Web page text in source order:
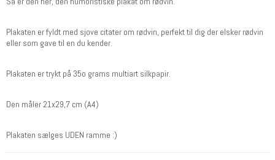
Plakaten er fyldt med sjove citater om rødvin, perfekt til dig der elsker rødvin
eller som gave til en du kender.
Plakaten er trykt på 35o grams multiart silkpapir.
Den måler 21x29,7 cm (A4)
Plakaten sælges UDEN ramme :)